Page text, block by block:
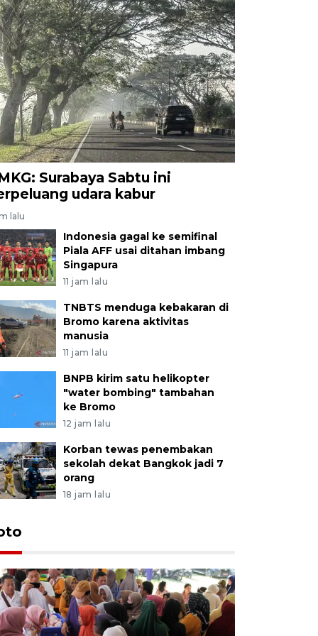
Surabaya Sabtu ini
udara kabur
lalu
Indonesia gagal ke semifinal
Piala AFF usai ditahan imbang
Singapura
11 jam lalu
TNBTS menduga kebakaran di
Bromo karena aktivitas
manusia
11 jam lalu
BNPB kirim satu helikopter
"water bombing" tambahan
ke Bromo
12 jam lalu
Korban tewas penembakan
sekolah dekat Bangkok jadi 7
orang
18 jam lalu